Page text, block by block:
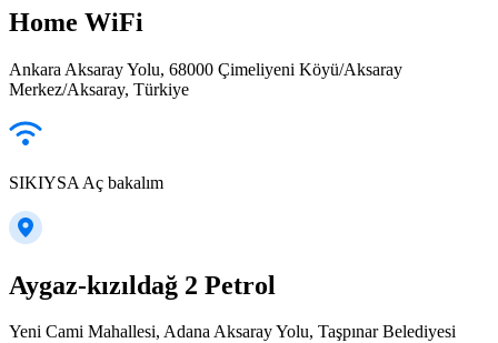
Home WiFi
Ankara Aksaray Yolu, 68000 Çimeliyeni Köyü/Aksaray
Merkez/Aksaray, Türkiye
SIKIYSA Aç bakalım
Aygaz-kızıldağ 2 Petrol
Yeni Cami Mahallesi, Adana Aksaray Yolu, Taşpınar Belediyesi